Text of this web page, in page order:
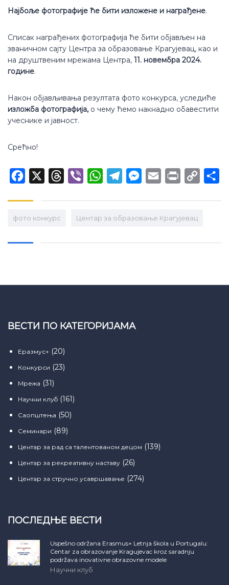
Најбоље фотографије ће бити изложене и награђене.
Списак награђених фотографија ће бити објављен на
званичном сајту Центра за образовање Крагујевац, као и
на друштвеним мрежама Центра, 11. новембра 2024.
године.
Након објављивања резултата фото конкурса, уследиће
изложба фотографија, о чему ћемо накнадно обавестити
учеснике и јавност.
Срећно!
Facebook Threads
Viber WhatsAppTelegramMessenger
Email Print
Copy
фото конкурс Центар за образовање Крагујевац
ВЕСТИ ПО КАТЕГОРИЈАМА
Еразмус+ (20)
Конкурси (23)
Мрежа (31)
Научни клуб (161)
Саопштења (50)
Семинари (89)
Центар за рад са талентованом децом (139)
Центар за рекреативну наставу (26)
Центар за стручно усавршавање (274)
ПОСЛЕДЊЕ ВЕСТИ
Uspešno održana Erasmus+ Letnja škola u Portugalu:
Centar za obrazovanje Kragujevac kroz saradnju
podržava inovativne obrazovne modele
Научни клуб